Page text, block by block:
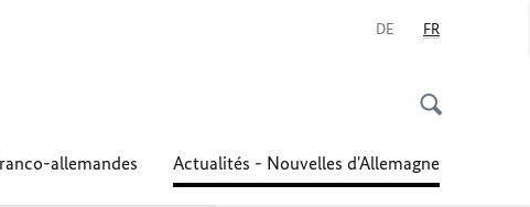
DE FR
allemandes Actualités - Nouvelles d'Allemagne